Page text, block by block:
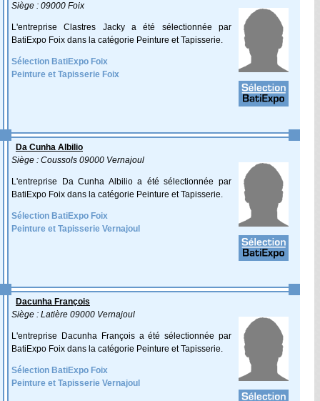
Siège : 09000 Foix
L'entreprise Clastres Jacky a été sélectionnée par
BatiExpo Foix dans la catégorie Peinture et Tapisserie.
Sélection BatiExpo Foix
Peinture et Tapisserie Foix
Da Cunha Albilio
Siège : Coussols 09000 Vernajoul
L'entreprise Da Cunha Albilio a été sélectionnée par
BatiExpo Foix dans la catégorie Peinture et Tapisserie.
Sélection BatiExpo Foix
Peinture et Tapisserie Vernajoul
Dacunha François
Siège : Latière 09000 Vernajoul
L'entreprise Dacunha François a été sélectionnée par
BatiExpo Foix dans la catégorie Peinture et Tapisserie.
Sélection BatiExpo Foix
Peinture et Tapisserie Vernajoul